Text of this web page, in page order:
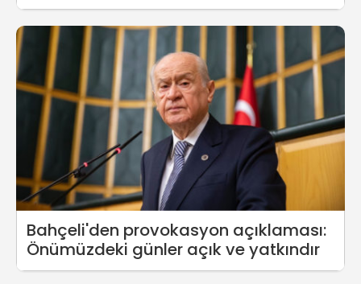
Bahçeli'den provokasyon açıklaması:
Önümüzdeki günler açık ve yatkındır